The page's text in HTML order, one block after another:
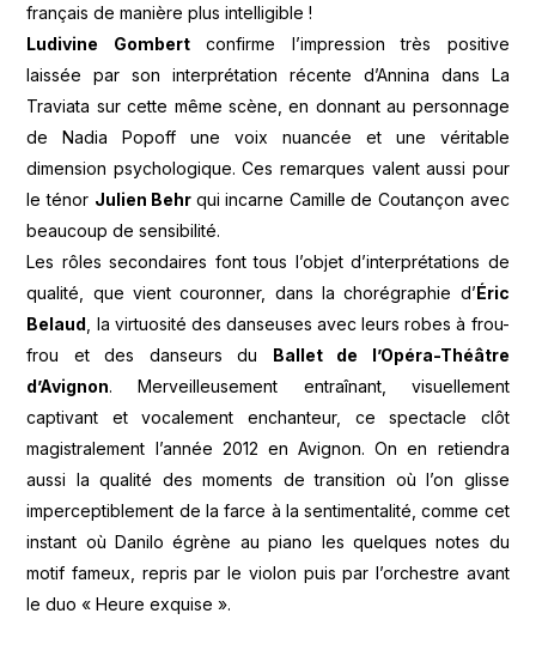
français de manière plus intelligible !
Ludivine Gombertconfirme l’impression très positive
laissée par son interprétation récente d’Annina dans La
Traviata sur cette même scène, en donnant au personnage
de Nadia Popoff une voix nuancée et une véritable
dimension psychologique. Ces remarques valent aussi pour
le ténor Julien Behr qui incarne Camille de Coutançon avec
beaucoup de sensibilité.
Les rôles secondaires font tous l’objet d’interprétations de
qualité, que vient couronner, dans la chorégraphie d’Éric
Belaud , la virtuosité des danseuses avec leurs robes à frou-
frou et des danseurs du Ballet de l’Opéra-Théâtre
d’Avignon. Merveilleusement entraînant, visuellement
captivant et vocalement enchanteur, ce spectacle clôt
magistralement l’année 2012 en Avignon. On en retiendra
aussi la qualité des moments de transition où l’on glisse
imperceptiblement de la farce à la sentimentalité, comme cet
instant où Danilo égrène au piano les quelques notes du
motif fameux, repris par le violon puis par l’orchestre avant
le duo « Heure exquise ».